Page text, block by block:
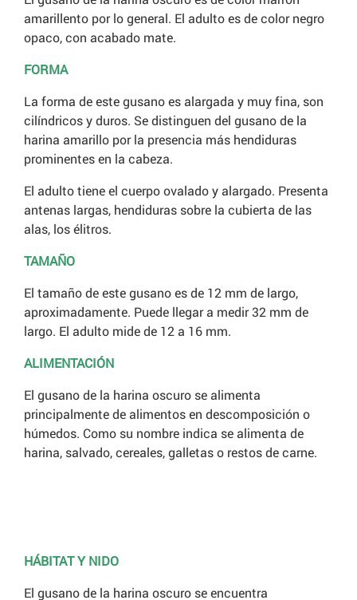
amarillento por lo general. El adulto es de color negro
opaco, con acabado mate.
FORMA
La forma de este gusano es alargada y muy fina, son
cilíndricos y duros. Se distinguen del gusano de la
harina amarillo por la presencia más hendiduras
prominentes en la cabeza.
El adulto tiene el cuerpo ovalado y alargado. Presenta
antenas largas, hendiduras sobre la cubierta de las
alas, los élitros.
TAMAÑO
El tamaño de este gusano es de 12 mm de largo,
aproximadamente. Puede llegar a medir 32 mm de
largo. El adulto mide de 12 a 16 mm.
ALIMENTACIÓN
El gusano de la harina oscuro se alimenta
principalmente de alimentos en descomposición o
húmedos. Como su nombre indica se alimenta de
harina, salvado, cereales, galletas o restos de carne.
HÁBITAT Y NIDO
El gusano de la harina oscuro se encuentra